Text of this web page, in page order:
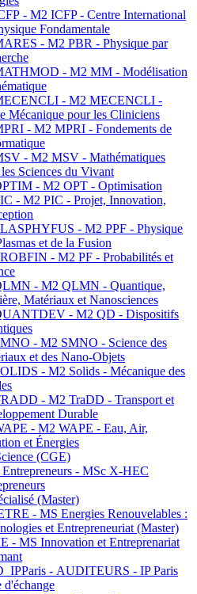
- M2 ICFP - Centre International
Fondamentale
- M2 PBR - Physique par
- M2 MM - Modélisation
- M2 MECENCLI -
Mécanique pour les Cliniciens
- M2 MPRI - Fondements de
- M2 MSV - Mathématiques
Sciences du Vivant
- M2 OPT - Optimisation
- M2 PIC - Projet, Innovation,
- M2 PPF - Physique
et de la Fusion
- M2 PF - Probabilités et
- M2 QLMN - Quantique,
Matériaux et Nanosciences
- M2 QD - Dispositifs
- M2 SMNO - Science des
et des Nano-Objets
- M2 Solids - Mécanique des
- M2 TraDD - Transport et
Durable
- M2 WAPE - Eau, Air,
et Énergies
(CGE)
- MSc X-HEC
(Master)
- MS Energies Renouvelables :
et Entrepreneuriat (Master)
- MS Innovation et Entreprenariat
- AUDITEURS - IP Paris
d'échange